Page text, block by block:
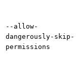
--allow-
dangerously-skip-
permissions